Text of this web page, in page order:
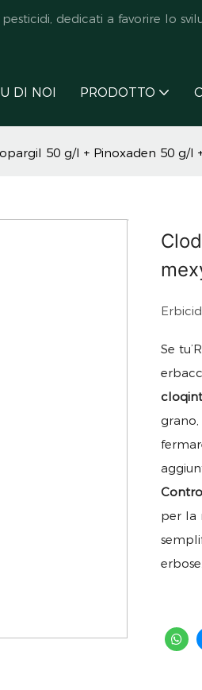
dedicati a favorire lo
DI NOI PRODOTTO
50 g/l + Pinoxaden 50 g/l
Se
per la
erbose.